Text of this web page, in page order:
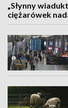
„Słynny
ciężarówek